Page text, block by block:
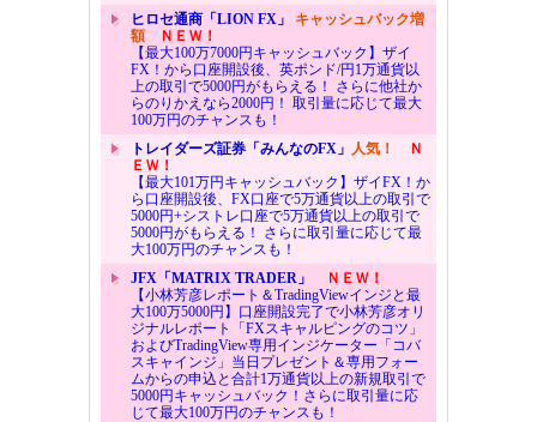
ヒロセ通商「LION FX」 キャッシュバック増
額ＮＥＷ！
【最大100万7000円キャッシュバック】ザイ
FX！から口座開設後、英ポンド/円1万通貨以
上の取引で5000円がもらえる！ さらに他社か
らのりかえなら2000円！ 取引量に応じて最大
100万円のチャンスも！
トレイダーズ証券「みんなのFX」 人気！
Ｎ
ＥＷ！
【最大101万円キャッシュバック】ザイFX！か
ら口座開設後、FX口座で5万通貨以上の取引で
5000円+シストレ口座で5万通貨以上の取引で
5000円がもらえる！ さらに取引量に応じて最
大100万円のチャンスも！
JFX「MATRIX TRADER」
ＮＥＷ！
【小林芳彦レポート＆TradingViewインジと最
大100万5000円】口座開設完了で小林芳彦オリ
ジナルレポート「FXスキャルピングのコツ」
およびTradingView専用インジケーター「コバ
スキャインジ」当日プレゼント＆専用フォー
ムからの申込と合計1万通貨以上の新規取引で
5000円キャッシュバック！さらに取引量に応
じて最大100万円のチャンスも！